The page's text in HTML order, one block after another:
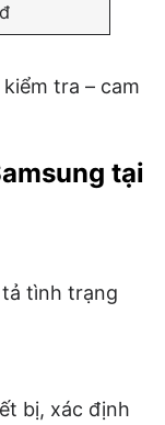
tra – cam
tại
tả tình trạng
bị, xác định